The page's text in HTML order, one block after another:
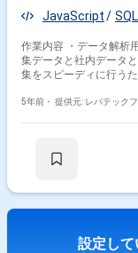
JavaScript
SQL
作業内容 ・データ解析
集データと社内データと組
集をスピーディに行うた
5年前・ 提供元: レバテック
設定して